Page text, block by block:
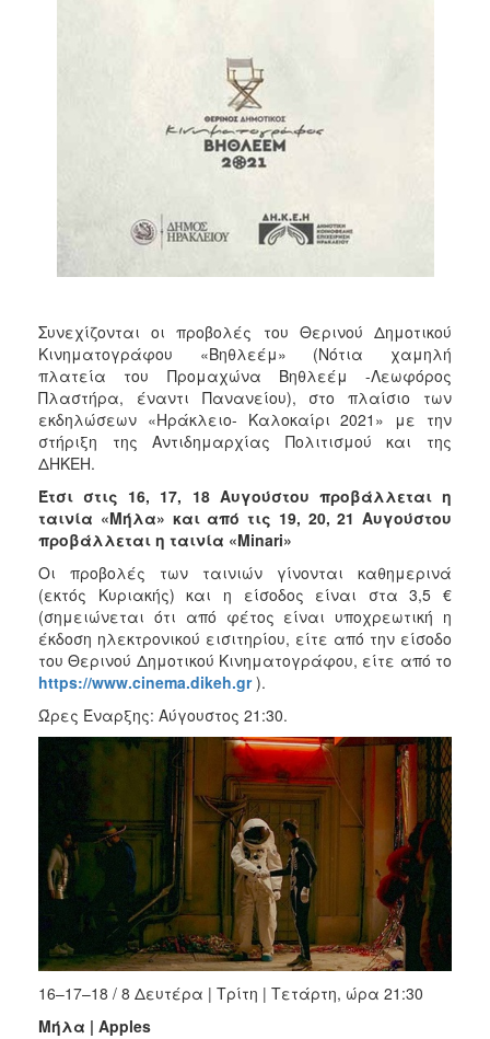
Συνεχίζονται οι προβολές του Θερινού Δημοτικού
Κινηματογράφου «Βηθλεέμ» (Νότια χαμηλή
πλατεία του Προμαχώνα Βηθλεέμ -Λεωφόρος
Πλαστήρα, έναντι Πανανείου), στο πλαίσιο των
εκδηλώσεων «Ηράκλειο- Καλοκαίρι 2021» με την
στήριξη της Αντιδημαρχίας Πολιτισμού και της
ΔΗΚΕΗ.
Έτσι στις 16, 17, 18 Αυγούστου προβάλλεται η
ταινία «Μήλα» και από τις 19, 20, 21 Αυγούστου
προβάλλεται η ταινία «Minari»
Οι προβολές των ταινιών γίνονται καθημερινά
(εκτός Κυριακής) και η είσοδος είναι στα 3,5 €
(σημειώνεται ότι από φέτος είναι υποχρεωτική η
έκδοση ηλεκτρονικού εισιτηρίου, είτε από την είσοδο
του Θερινού Δημοτικού Κινηματογράφου, είτε από το
https://www.cinema.dikeh.gr).
Ώρες Έναρξης: Αύγουστος 21:30.
16–17–18 / 8 Δευτέρα | Τρίτη | Τετάρτη, ώρα 21:30
Μήλα | Apples